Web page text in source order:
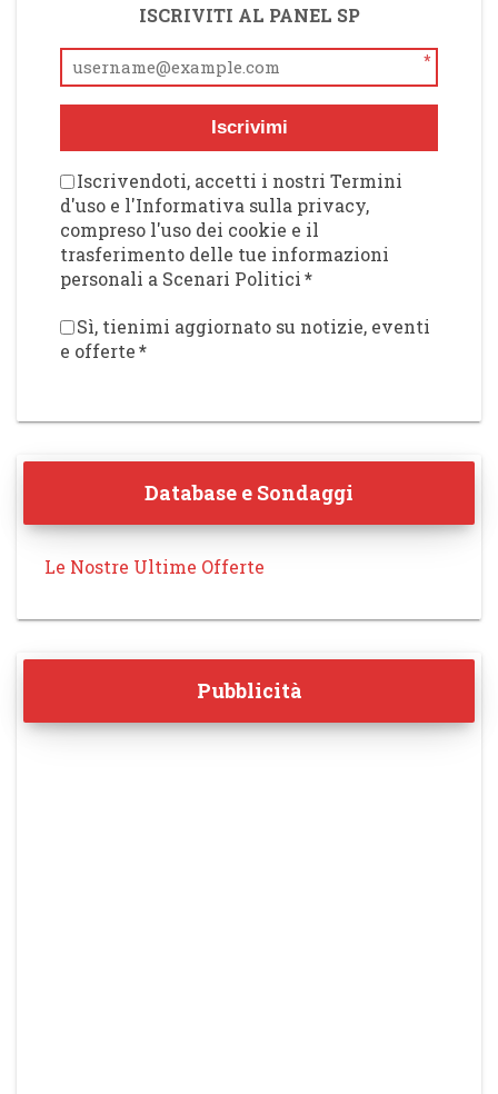
ISCRIVITI AL PANEL SP
*
Iscrivimi
Iscrivendoti, accetti i nostri Termini
d'uso e l'Informativa sulla privacy,
compreso l'uso dei cookie e il
trasferimento delle tue informazioni
personali a Scenari Politici*
Sì, tienimi aggiornato su notizie, eventi
e offerte*
Database e Sondaggi
Le Nostre Ultime Offerte
Pubblicità